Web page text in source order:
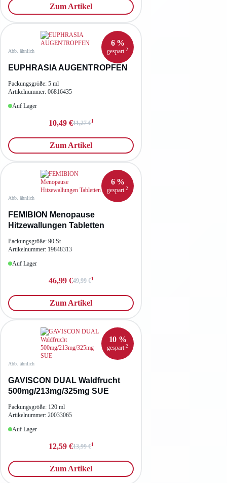
Zum Artikel
Abb. ähnlich
6 %
gespart 2
EUPHRASIA AUGENTROPFEN
Packungsgröße: 5 ml
Artikelnummer: 06816435
Auf Lager
10,49 €11,27 €1
Zum Artikel
Abb. ähnlich
6 %
gespart 2
FEMIBION Menopause
Hitzewallungen Tabletten
Packungsgröße: 90 St
Artikelnummer: 19848313
Auf Lager
46,99 €49,99 €1
Zum Artikel
Abb. ähnlich
10 %
gespart 2
GAVISCON DUAL Waldfrucht
500mg/213mg/325mg SUE
Packungsgröße: 120 ml
Artikelnummer: 20033065
Auf Lager
12,59 €13,99 €1
Zum Artikel